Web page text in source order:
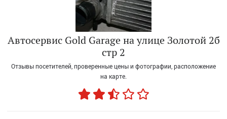
Автосервис Gold Garage на улице Золотой 2б
стр 2
Отзывы посетителей, проверенные цены и фотографии, расположение
на карте.